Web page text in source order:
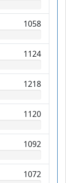
1058
1124
1218
1120
1092
1072